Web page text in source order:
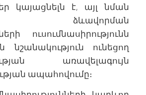
կայացնելն է, այլ նման
ձևավորման
ուսումնասիրությունն
նշանակություն ունեցող
առավելագույն
ապահովումը։